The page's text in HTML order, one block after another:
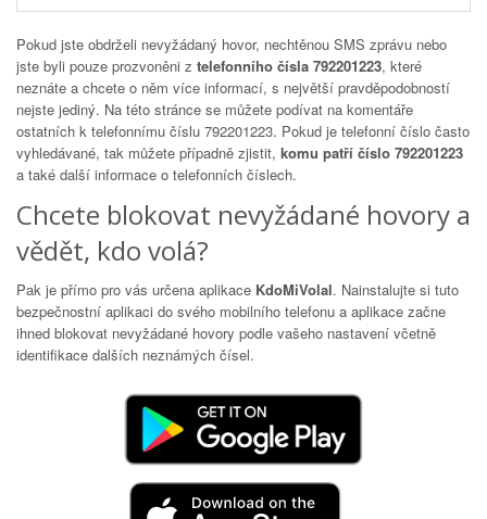
Pokud jste obdrželi nevyžádaný hovor, nechtěnou SMS zprávu nebo
jste byli pouze prozvoněni z telefonního čísla 792201223, které
neznáte a chcete o něm více informací, s největší pravděpodobností
nejste jediný. Na této stránce se můžete podívat na komentáře
ostatních k telefonnímu číslu 792201223. Pokud je telefonní číslo často
vyhledávané, tak můžete případně zjistit, komu patří číslo 792201223
a také další informace o telefonních číslech.
Chcete blokovat nevyžádané hovory a
vědět, kdo volá?
Pak je přímo pro vás určena aplikace KdoMiVolal. Nainstalujte si tuto
bezpečnostní aplikaci do svého mobilního telefonu a aplikace začne
ihned blokovat nevyžádané hovory podle vašeho nastavení včetně
identifikace dalších neznámých čísel.